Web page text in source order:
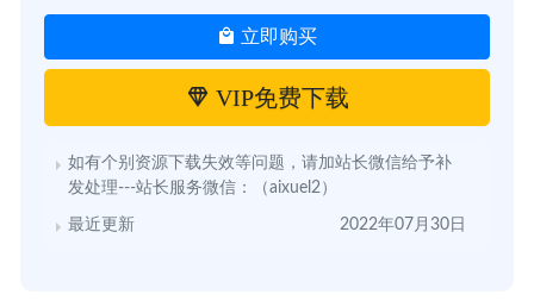
立即购买
VIP免费下载
如有个别资源下载失效等问题，请加站长微信给予补
发处理---站长服务微信：（aixuel2）
最近更新 2022年07月30日